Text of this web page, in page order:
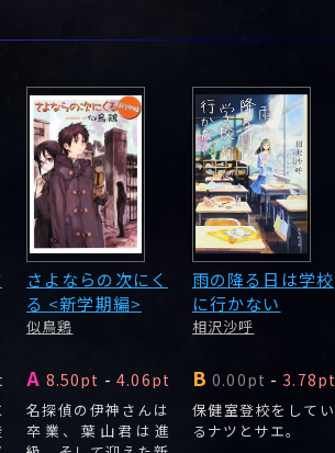
さよならの次にく
る <新学期編>
似鳥鶏
A 8.50pt - 4.06pt
名探偵の伊神さんは
卒業、葉山君は進
雨の降る日は学校
に行かない
相沢沙呼
B 0.00pt - 3.78pt
保健室登校をしてい
るナツとサエ。